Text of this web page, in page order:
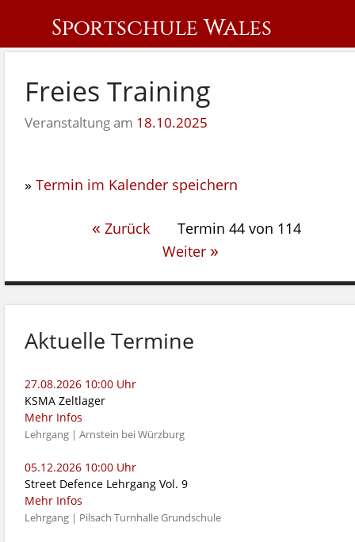
Sportschule Wales
Freies Training
Veranstaltung am 18.10.2025
» Termin im Kalender speichern
« Zurück
Termin 44 von 114
Weiter »
Aktuelle Termine
27.08.2026 10:00 Uhr
KSMA Zeltlager
Mehr Infos
Lehrgang | Arnstein bei Würzburg
05.12.2026 10:00 Uhr
Street Defence Lehrgang Vol. 9
Mehr Infos
Lehrgang | Pilsach Turnhalle Grundschule